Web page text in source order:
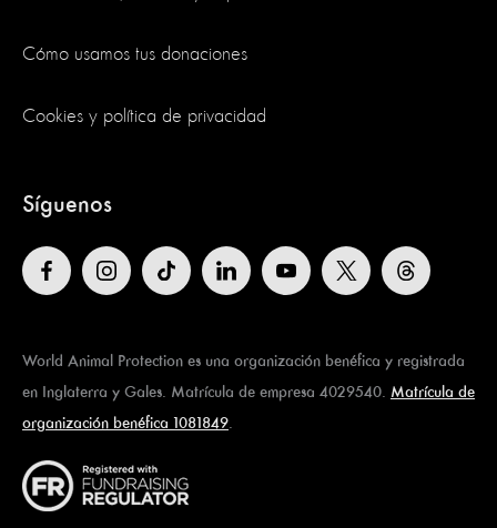
Cómo usamos tus donaciones
Cookies y política de privacidad
Síguenos
World Animal Protection es una organización benéfica y registrada
en Inglaterra y Gales. Matrícula de empresa 4029540. Matrícula de
organización benéfica 1081849